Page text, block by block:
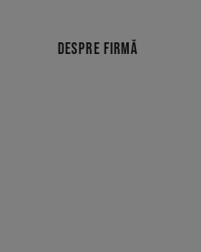
DESPRE FIRMĂ